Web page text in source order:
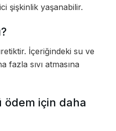
şişkinlik yaşanabilir.
İçeriğindeki su ve
sıvı atmasına
ödem için daha